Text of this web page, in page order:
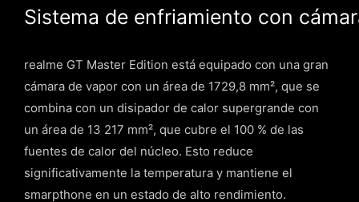
Sistema de enfriamiento con
realme GT Master Edition está equipado con una gran
cámara de vapor con un área de 1729,8 mm², que se
combina con un disipador de calor supergrande con
un área de 13 217 mm², que cubre el 100 % de las
fuentes de calor del núcleo. Esto reduce
significativamente la temperatura y mantiene el
smarpthone en un estado de alto rendimiento.